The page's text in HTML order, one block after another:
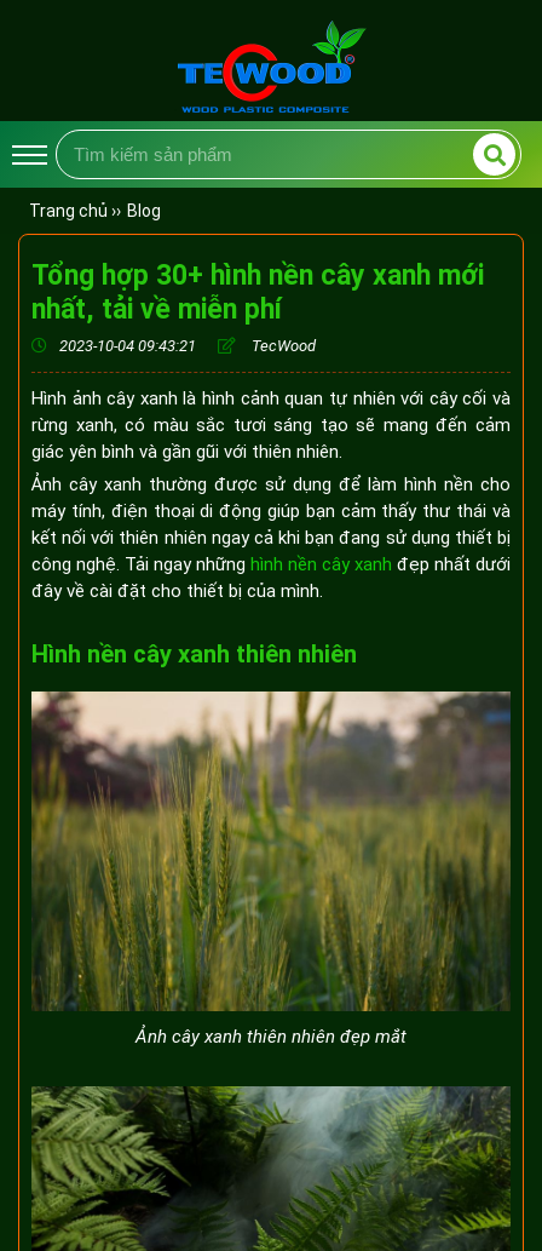
Trang chủ ›› Blog
Tổng hợp 30+ hình nền cây xanh mới
nhất, tải về miễn phí
2023-10-04 09:43:21 TecWood
Hình ảnh cây xanh là hình cảnh quan tự nhiên với cây cối và
rừng xanh, có màu sắc tươi sáng tạo sẽ mang đến cảm
giác yên bình và gần gũi với thiên nhiên.
Ảnh cây xanh thường được sử dụng để làm hình nền cho
máy tính, điện thoại di động giúp bạn cảm thấy thư thái và
kết nối với thiên nhiên ngay cả khi bạn đang sử dụng thiết bị
công nghệ. Tải ngay những hình nền cây xanh đẹp nhất dưới
đây về cài đặt cho thiết bị của mình.
Hình nền cây xanh thiên nhiên
Ảnh cây xanh thiên nhiên đẹp mắt